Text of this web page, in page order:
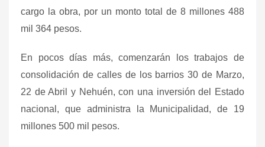
cargo la obra, por un monto total de 8 millones 488
mil 364 pesos.
En pocos días más, comenzarán los trabajos de
consolidación de calles de los barrios 30 de Marzo,
22 de Abril y Nehuén, con una inversión del Estado
nacional, que administra la Municipalidad, de 19
millones 500 mil pesos.